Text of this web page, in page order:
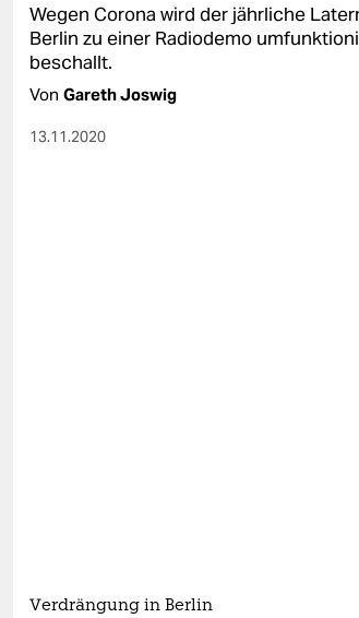
Wegen Corona wird der jährliche
Berlin zu einer Radiodemo
beschallt.
Von Gareth Joswig
13.11.2020
Verdrängung in Berlin